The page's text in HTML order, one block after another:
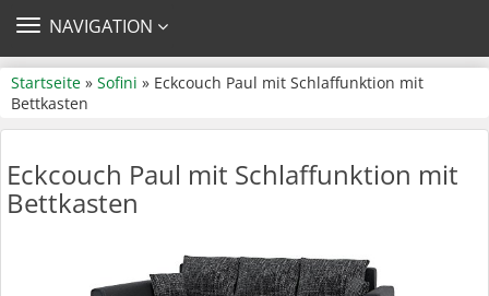
TOGGLE
NAVIGATION
Startseite » Sofini » Eckcouch Paul mit Schlaffunktion mit
Bettkasten
Eckcouch Paul mit Schlaffunktion mit
Bettkasten